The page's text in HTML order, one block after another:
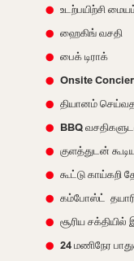
உடற்பயிற்சி
ஹைகிங் வசதி
பைக் டிராக்
Onsite
தியானம்
BBQ
குளத்துடன்
கூட்டு காய்கறி
கம்போஸ்ட்
சூரிய
24 மணிநேர